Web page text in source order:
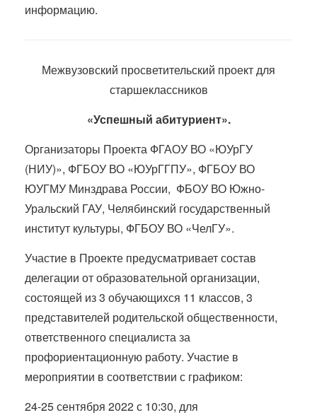
информацию.
Межвузовский просветительский проект для
старшеклассников
«Успешный абитуриент».
Организаторы Проекта ФГАОУ ВО «ЮУрГУ
(НИУ)», ФГБОУ ВО «ЮУрГГПУ», ФГБОУ ВО
ЮУГМУ Минздрава России, ФБОУ ВО Южно-
Уральский ГАУ, Челябинский государственный
институт культуры, ФГБОУ ВО «ЧелГУ».
Участие в Проекте предусматривает состав
делегации от образовательной организации,
состоящей из 3 обучающихся 11 классов, 3
представителей родительской общественности,
ответственного специалиста за
профориентационную работу. Участие в
мероприятии в соответствии с графиком:
24-25 сентября 2022 с 10:30, для